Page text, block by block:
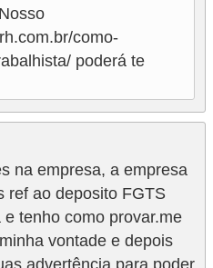
como-
poderá te
na empresa, a empresa
ref ao deposito FGTS
tenho como provar.me
vontade e depois
advertência para poder